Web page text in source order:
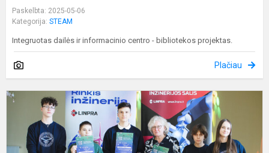
Paskelbta: 2025-05-06
Kategorija: STEAM
Integruotas dailės ir informacinio centro - bibliotekos projektas.
Plačiau